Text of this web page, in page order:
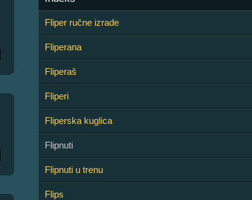
Fliper ručne izrade
Fliperana
Fliperaš
Fliperi
Fliperska kuglica
Flipnuti
Flipnuti u trenu
Flips